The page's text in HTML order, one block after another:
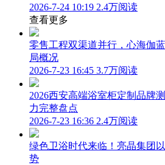
2026-7-24 10:19 2.4万阅读
查看更多
零售工程双渠道并行，心海伽
局概况
2026-7-23 16:45 3.7万阅读
2026西安高端浴室柜定制品牌
力完整盘点
2026-7-23 16:36 2.4万阅读
绿色卫浴时代来临！亮晶集团
势